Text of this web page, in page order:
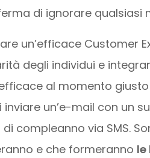
di ignorare qualsiasi
un’efficace Customer
degli individui e
al momento
inviare un’e-mail con un
compleanno via SMS.
e che formeranno le